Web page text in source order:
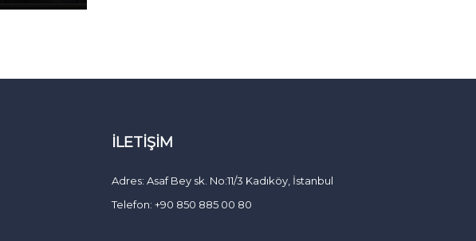
İLETIŞIM
Adres: Asaf Bey sk. No:11/3 Kadıköy, İstanbul
Telefon: +90 850 885 00 80